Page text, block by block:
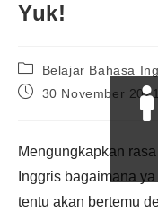
Yuk!
Post
category:
Belajar Bahasa
Post30 November 2021
Mengungkapkan
Inggris bagaimana
tentu akan bertemu